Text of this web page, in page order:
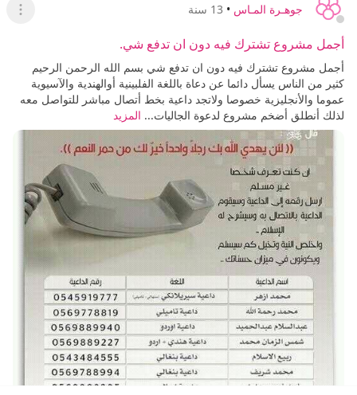
جوهـرة المـاس • 13 سنة
عرض
أجمل مشروع تشترك فيه دون ان تدفع شي.
أجمل مشروع تشترك فيه دون ان تدفع شي بسم الله الرحمن الرحيم
كثير من الناس يسأل دائما عن دعاة باللغة الفلبينية أوالهندية والآسيوية
عموما والأنجليزية خصوصا ولاتجد داعية بخط أتصال مباشر للتواصل معه
لذلك أنطلق أضخم مشروع لدعوة الجاليات... المزيد